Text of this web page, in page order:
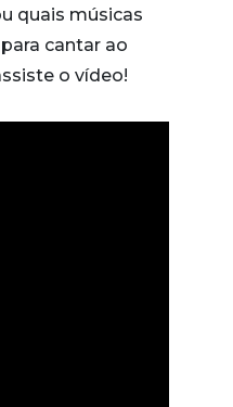
quais músicas
cantar ao
o vídeo!